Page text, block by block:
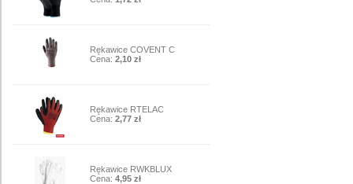
Rękawice COVENT C
Cena: 2,10 zł
Rękawice RTELAC
Cena: 2,77 zł
Rękawice RWKBLUX
Cena: 4,95 zł